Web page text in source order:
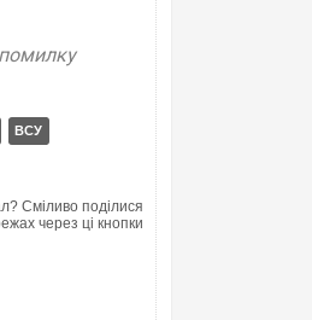
ВСУ
Сміливо поділися
через ці кнопки